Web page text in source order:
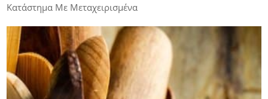
Κατάστημα Με Μεταχειρισμένα